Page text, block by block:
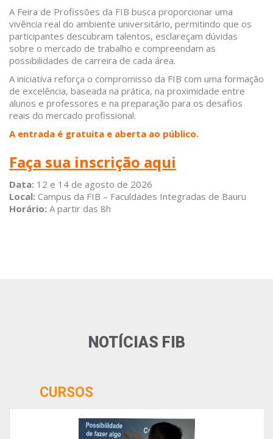
A Feira de Profissões da FIB busca proporcionar uma
vivência real do ambiente universitário, permitindo que os
participantes descubram talentos, esclareçam dúvidas
sobre o mercado de trabalho e compreendam as
possibilidades de carreira de cada área.
A iniciativa reforça o compromisso da FIB com uma formação
de excelência, baseada na prática, na proximidade entre
alunos e professores e na preparação para os desafios
reais do mercado profissional.
A entrada é gratuita e aberta ao público.
Faça sua inscrição aqui
Data: 12 e 14 de agosto de 2026
Local: Campus da FIB – Faculdades Integradas de Bauru
Horário: A partir das 8h
NOTÍCIAS FIB
CURSOS